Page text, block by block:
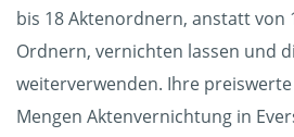
bis 18 Aktenordnern, anstatt von
Ordnern, vernichten lassen und
weiterverwenden. Ihre
Mengen Aktenvernichtung in